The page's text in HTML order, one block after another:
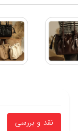
نقد و بررسی